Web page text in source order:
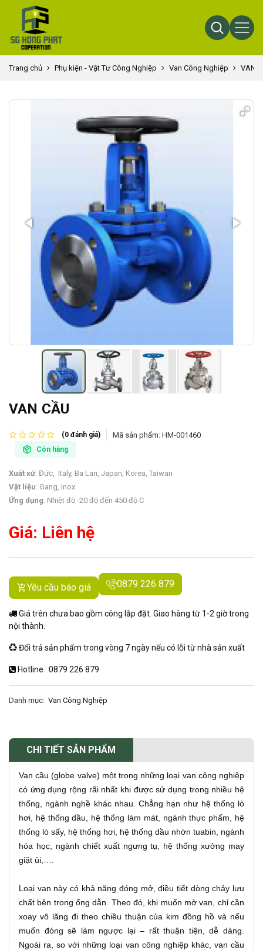
Trang chủ Phụ kiện - Vật Tư Công Nghiệp Van Công Nghiệp VAN
VAN CẦU
(0 đánh giá) Mã sản phẩm: HM-001460
Còn hàng
Xuất xứ: Đức, Italy, Ba Lan, Japan, Korea, Taiwan
Vật liệu: Gang, Inox
Ứng dụng: Nhiệt độ -20 độ đến 450 độ C
Giá: Liên hệ
Yêu cầu báo giá 0879 226 879
Giá trên chưa bao gồm công lắp đặt. Giao hàng từ 1-2 giờ trong
nội thành.
Đổi trả sản phẩm trong vòng 7 ngày nếu có lỗi từ nhà sản xuất
Hotline : 0879 226 879
Danh mục: Van Công Nghiệp
CHI TIẾT SẢN PHẨM
Van cầu (globe valve) một trong những loại van công nghiệp
có ứng dụng rộng rãi nhất khi được sử dụng trong nhiều hệ
thống, ngành nghề khác nhau. Chẳng hạn như hệ thống lò
hơi, hệ thống dầu, hệ thống làm mát, ngành thực phẩm, hệ
thống lò sấy, hệ thống hơi, hệ thống dầu nhờn tuabin, ngành
hóa học, ngành chiết xuất ngưng tụ, hệ thống xưởng may
giặt ủi,….
Loại van này có khả năng đóng mở, điều tiết dòng chảy lưu
chất bên trong ống dẫn. Theo đó, khi muốn mở van, chỉ cần
xoay vô lăng đi theo chiều thuận của kim đồng hồ và nếu
muốn đóng sẽ làm ngược lại – rất thuận tiện, dễ dàng.
Ngoài ra, so với những loại van công nghiệp khác, van cầu